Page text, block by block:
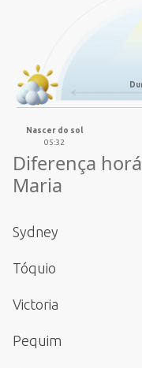
Nascer do sol
05:32
Diferença
Maria
Sydney
Tóquio
Victoria
Pequim